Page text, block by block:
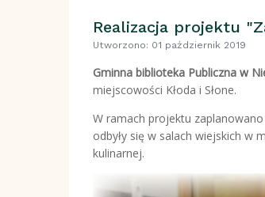
Realizacja projektu
Utworzono: 01 październik 2019
Gminna biblioteka Publiczna w
miejscowości Kłoda i Słone.
W ramach projektu
odbyły się w salach wiejskich w
kulinarnej.